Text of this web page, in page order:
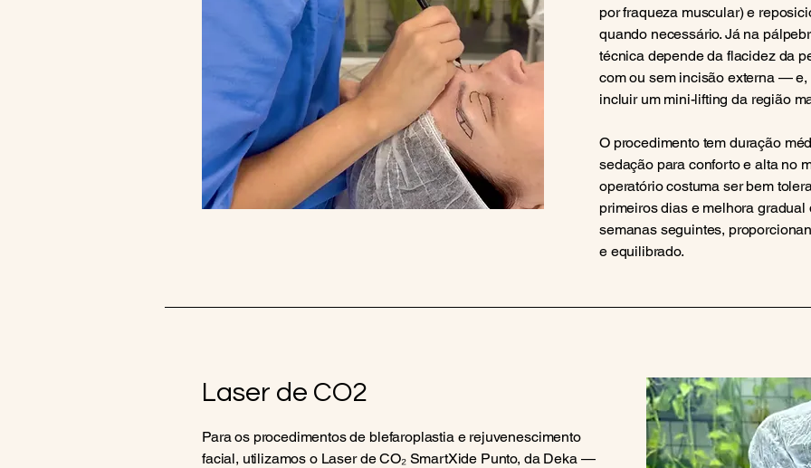
por fraqueza muscular) e
quando necessário. Já na
técnica depende da flacidez da
com ou sem incisão externa — e,
incluir um mini-lifting da região
O procedimento tem duração
sedação para conforto e alta no
operatório costuma ser bem
primeiros dias e melhora
semanas seguintes,
e equilibrado.
Laser de CO2
Para os procedimentos de blefaroplastia e rejuvenescimento
facial, utilizamos o Laser de CO₂ SmartXide Punto, da Deka —